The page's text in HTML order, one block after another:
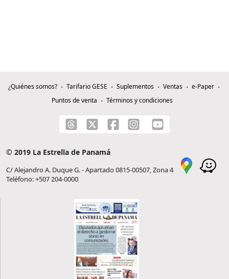
¿Quiénes somos? Tarifario GESE Suplementos Ventas
e-Paper
Puntos de venta
Términos y condiciones
© 2019 La Estrella de Panamá
C/ Alejandro A. Duque G. - Apartado 0815-00507, Zona 4
Teléfono: +507 204-0000